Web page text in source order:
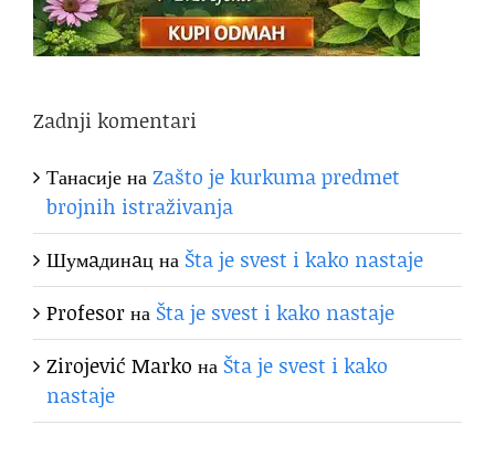
Zadnji komentari
ТанасијенаZašto je kurkuma predmet
brojnih istraživanja
Шумaдинaцна Šta je svest i kako nastaje
Profesorна Šta je svest i kako nastaje
Zirojević Marko на Šta je svest i kako
nastaje